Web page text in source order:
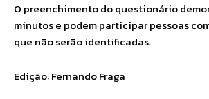
O preenchimento do questionário
minutos e podem participar pessoas
que não serão identificadas.
Edição: Fernando Fraga